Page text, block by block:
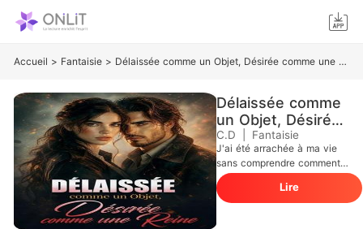
Accueil > Fantaisie > Délaissée comme un Objet, Désirée comme une Reine
Délaissée comme
un Objet, Désirée
comme une Reine
C.D Fantaisie
J'ai été arrachée à ma vie
sans comprendre comment,
vendue comme une simple
marchandise dans un monde
où les humains n'ont aucune
valeur. Abandonnée, trahie,
Lire